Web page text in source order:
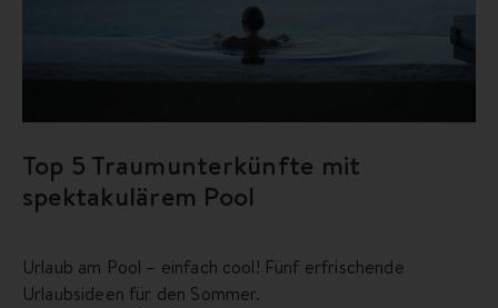
Top 5 Traumunterkünfte mit
spektakulärem Pool
Urlaub am Pool – einfach cool! Fünf erfrischende
Urlaubsideen für den Sommer.